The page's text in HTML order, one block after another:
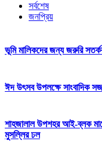
সর্বশেষ
জনপ্রিয়
ভূমি মালিকদের জন্য জরুরি
ঈদ উৎসব উপলক্ষে সাংবাদিক
শাহজালাল উপশহর আই-ব্লক
মুসল্লির ঢল